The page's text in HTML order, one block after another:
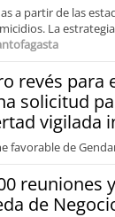
a partir de las
La
revés para
solicitud
vigilada
favorable de
reuniones
de